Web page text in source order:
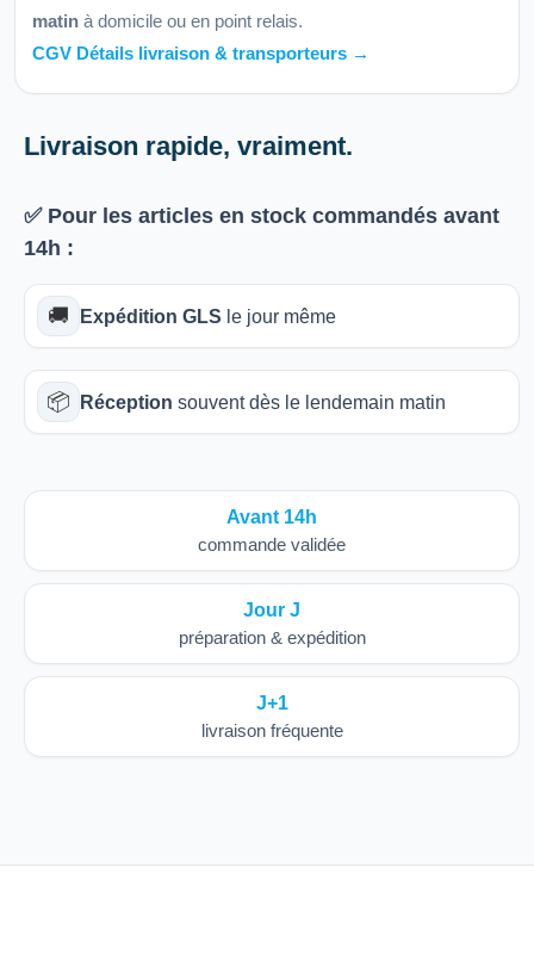
matin à domicile ou en point relais.
CGV Détails livraison & transporteurs →
Livraison rapide, vraiment.
✅ Pour les articles en stock commandés avant
14h :
🚚 Expédition GLS le jour même
📦 Réception souvent dès le lendemain matin
Avant 14h
commande validée
Jour J
préparation & expédition
J+1
livraison fréquente